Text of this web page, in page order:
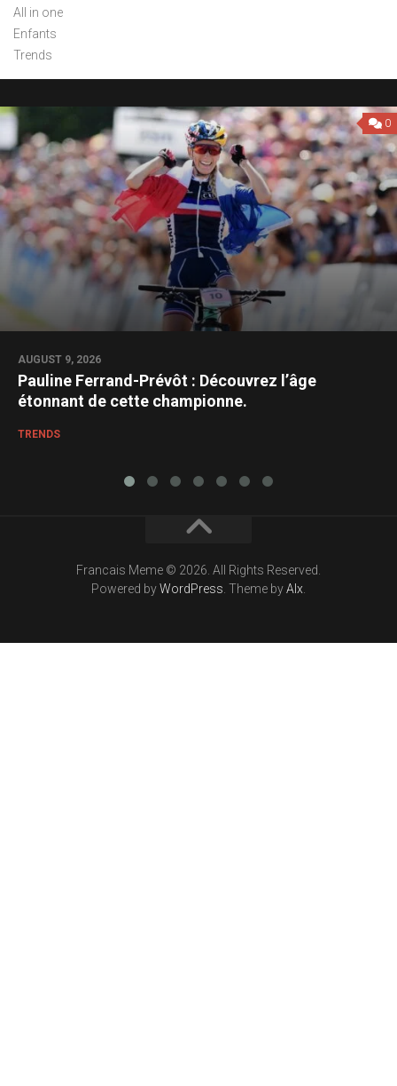
All in one
Enfants
Trends
0
AUGUST 9, 2026
Pauline Ferrand-Prévôt : Découvrez l’âge
étonnant de cette championne.
TRENDS
Francais Meme © 2026. All Rights Reserved.
Powered byWordPress . Theme byAlx